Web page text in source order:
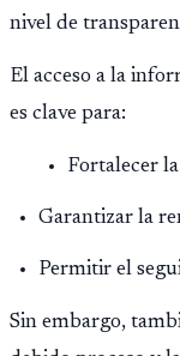
nivel de
El acceso a la
es clave para:
Fortalecer
Garantizar la
Permitir el
Sin embargo,